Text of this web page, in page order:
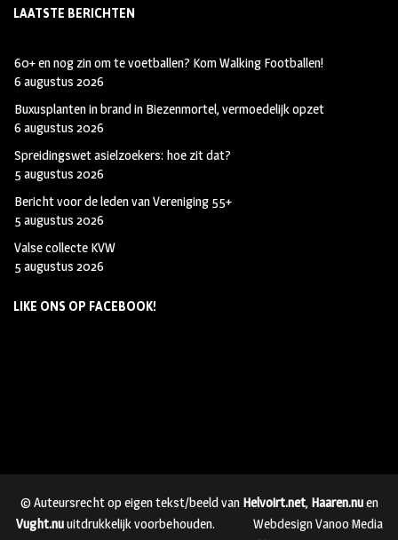
LAATSTE BERICHTEN
60+ en nog zin om te voetballen? Kom Walking Footballen!
6 augustus 2026
Buxusplanten in brand in Biezenmortel, vermoedelijk opzet
6 augustus 2026
Spreidingswet asielzoekers: hoe zit dat?
5 augustus 2026
Bericht voor de leden van Vereniging 55+
5 augustus 2026
Valse collecte KVW
5 augustus 2026
LIKE ONS OP FACEBOOK!
© Auteursrecht op eigen tekst/beeld van Helvoirt.net, Haaren.nuen
Vught.nuuitdrukkelijk voorbehouden.
Webdesign Vanoo Media